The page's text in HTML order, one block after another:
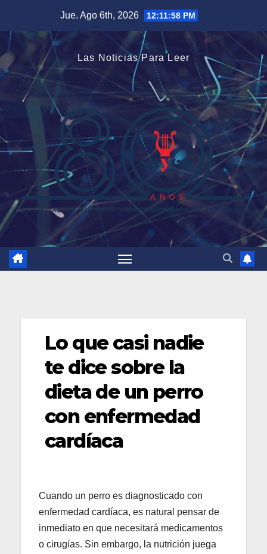
contenido
Jue. Ago 6th, 2026 12:11:58 PM
Las Noticias Para Leer
Lo que casi nadie
te dice sobre la
dieta de un perro
con enfermedad
cardíaca
Cuando un perro es diagnosticado con
enfermedad cardíaca, es natural pensar de
inmediato en que necesitará medicamentos
o cirugías. Sin embargo, la nutrición juega